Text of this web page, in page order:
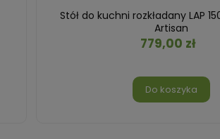
Stół do kuchni rozkładany LAP
Artisan
779,00 zł
Do koszyka